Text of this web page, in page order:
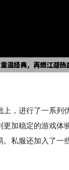
上，进行了一系
加稳定的游戏
私服还加入了